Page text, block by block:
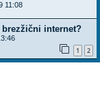
11:08
brezžični internet?
1 2